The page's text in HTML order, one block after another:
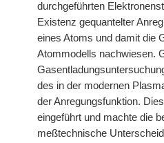
durchgeführten
Existenz gequantelter
eines Atoms und damit die
Atommodells nachwiesen.
des in der modernen
der Anregungsfunktion.
eingeführt und machte die
meßtechnische